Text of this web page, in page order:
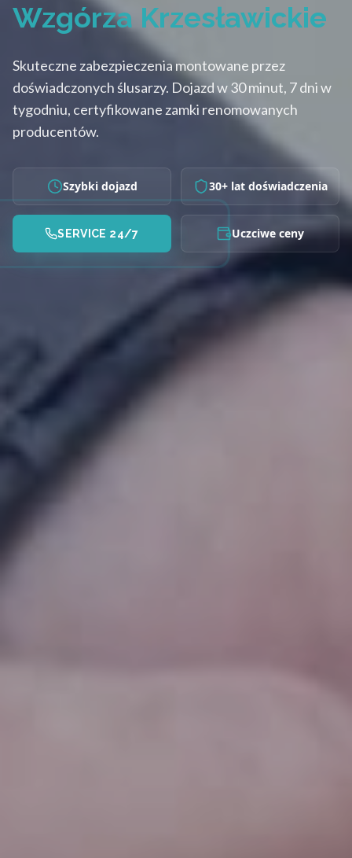
Wzgórza Krzesławickie
Skuteczne zabezpieczenia montowane przez
doświadczonych ślusarzy. Dojazd w 30 minut, 7 dni w
tygodniu, certyfikowane zamki renomowanych
producentów.
Szybki dojazd 30+ lat doświadczenia
SERVICE 24/7 Uczciwe ceny